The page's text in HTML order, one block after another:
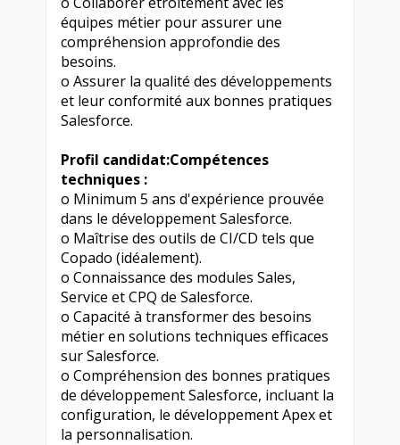
équipes métier pour assurer une
compréhension approfondie des
besoins.
o Assurer la qualité des développements
et leur conformité aux bonnes pratiques
Salesforce.
Profil candidat:Compétences
techniques :
o Minimum 5 ans d'expérience prouvée
dans le développement Salesforce.
o Maîtrise des outils de CI/CD tels que
Copado (idéalement).
o Connaissance des modules Sales,
Service et CPQ de Salesforce.
o Capacité à transformer des besoins
métier en solutions techniques efficaces
sur Salesforce.
o Compréhension des bonnes pratiques
de développement Salesforce, incluant la
configuration, le développement Apex et
la personnalisation.